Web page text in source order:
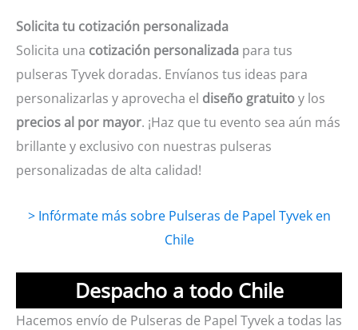
Solicita tu cotización personalizada
Solicita una cotización personalizada para tus
pulseras Tyvek doradas. Envíanos tus ideas para
personalizarlas y aprovecha el diseño gratuitoy los
precios al por mayor. ¡Haz que tu evento sea aún más
brillante y exclusivo con nuestras pulseras
personalizadas de alta calidad!
> Infórmate más sobre Pulseras de Papel Tyvek en
Chile
Despacho a todo Chile
Hacemos envío de Pulseras de Papel Tyvek a todas las